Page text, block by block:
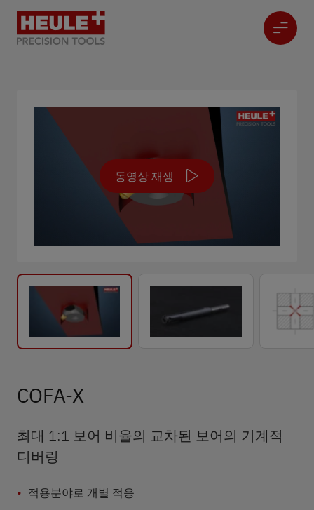
동영상 재생
COFA-X
최대 1:1 보어 비율의 교차된 보어의 기계적
디버링
적용분야로 개별 적응